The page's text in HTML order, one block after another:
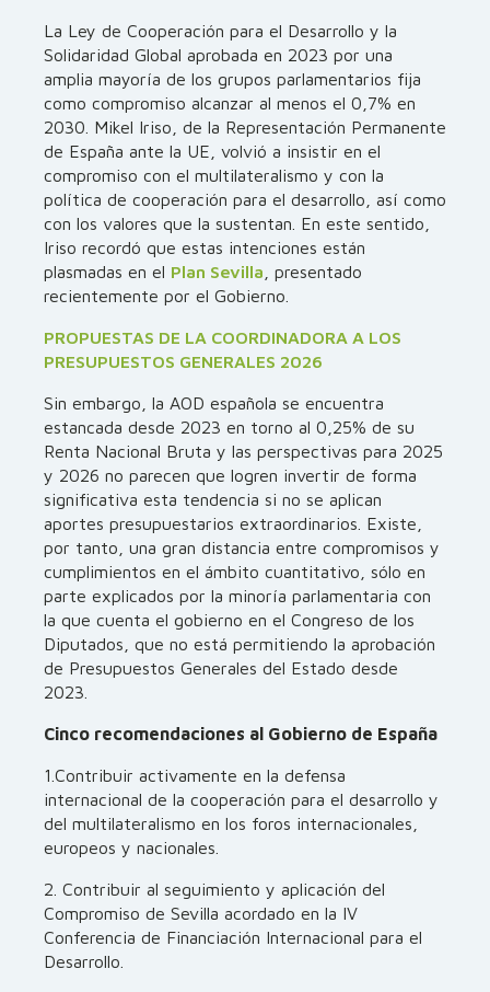
La Ley de Cooperación para el Desarrollo y la
Solidaridad Global aprobada en 2023 por una
amplia mayoría de los grupos parlamentarios fija
como compromiso alcanzar al menos el 0,7% en
2030. Mikel Iriso, de la Representación Permanente
de España ante la UE, volvió a insistir en el
compromiso con el multilateralismo y con la
política de cooperación para el desarrollo, así como
con los valores que la sustentan. En este sentido,
Iriso recordó que estas intenciones están
plasmadas en el Plan Sevilla , presentado
recientemente por el Gobierno.
PROPUESTAS DE LA COORDINADORA A LOS
PRESUPUESTOS GENERALES 2026
Sin embargo, la AOD española se encuentra
estancada desde 2023 en torno al 0,25% de su
Renta Nacional Bruta y las perspectivas para 2025
y 2026 no parecen que logren invertir de forma
significativa esta tendencia si no se aplican
aportes presupuestarios extraordinarios. Existe,
por tanto, una gran distancia entre compromisos y
cumplimientos en el ámbito cuantitativo, sólo en
parte explicados por la minoría parlamentaria con
la que cuenta el gobierno en el Congreso de los
Diputados, que no está permitiendo la aprobación
de Presupuestos Generales del Estado desde
2023.
Cinco recomendaciones al Gobierno de España
1.Contribuir activamente en la defensa
internacional de la cooperación para el desarrollo y
del multilateralismo en los foros internacionales,
europeos y nacionales.
2. Contribuir al seguimiento y aplicación del
Compromiso de Sevilla acordado en la IV
Conferencia de Financiación Internacional para el
Desarrollo.